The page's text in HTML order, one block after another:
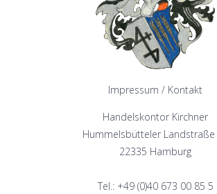
Impressum / Kontakt
Handelskontor Kirchner
Hummelsbütteler Landstraße
22335 Hamburg
Tel.: +49 (0)40 673 00 85 5